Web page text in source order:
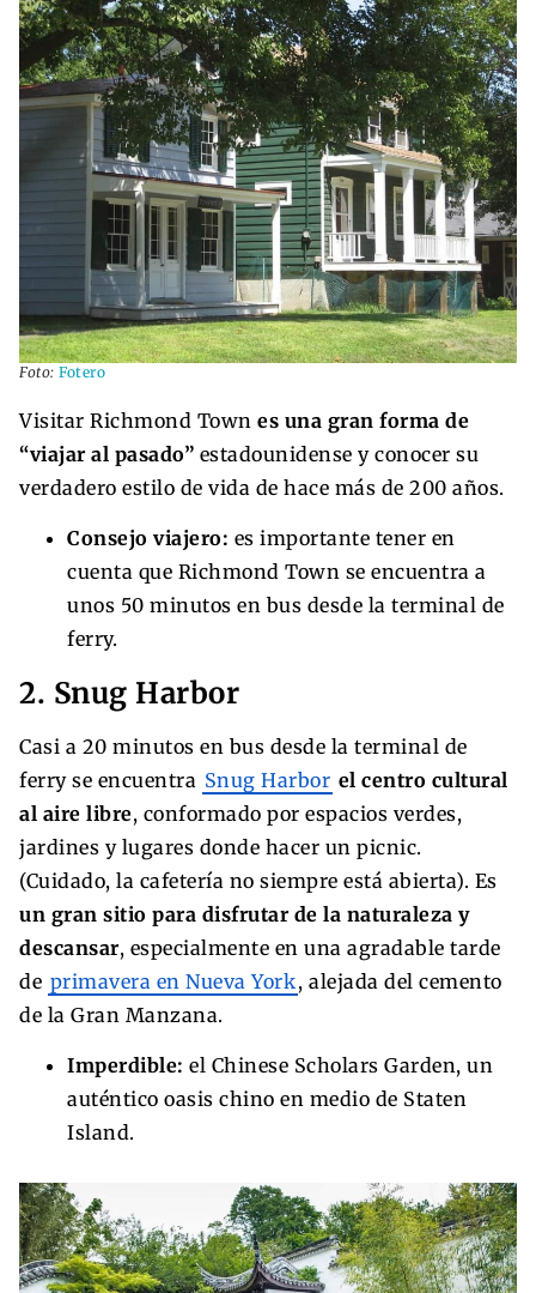
Foto: Fotero
Visitar Richmond Town es una gran forma de
“viajar al pasado” estadounidense y conocer su
verdadero estilo de vida de hace más de 200 años.
Consejo viajero: es importante tener en
cuenta que Richmond Town se encuentra a
unos 50 minutos en bus desde la terminal de
ferry.
2. Snug Harbor
Casi a 20 minutos en bus desde la terminal de
ferry se encuentra Snug Harbor el centro cultural
al aire libre, conformado por espacios verdes,
jardines y lugares donde hacer un picnic.
(Cuidado, la cafetería no siempre está abierta). Es
un gran sitio para disfrutar de la naturaleza y
descansar, especialmente en una agradable tarde
de primavera en Nueva York, alejada del cemento
de la Gran Manzana.
Imperdible: el Chinese Scholars Garden, un
auténtico oasis chino en medio de Staten
Island.